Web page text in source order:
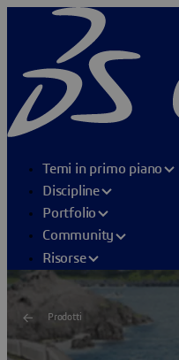
Temi in primo piano
Discipline
Portfolio
Community
Risorse
Prodotti